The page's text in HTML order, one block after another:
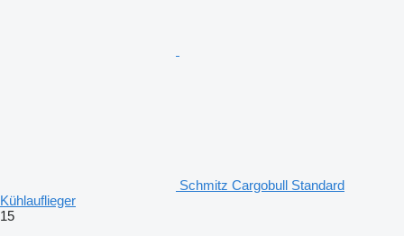
Schmitz Cargobull Standard
Kühlauflieger
15